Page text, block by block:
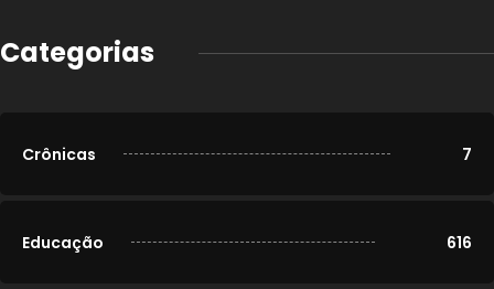
Categorias
Crônicas 7
Educação 616